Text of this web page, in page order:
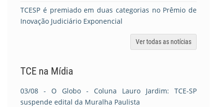
TCESP é premiado em duas categorias no Prêmio de
Inovação Judiciário Exponencial
Ver todas as notícias
TCE na Mídia
03/08 - O Globo - Coluna Lauro Jardim: TCE-SP
suspende edital da Muralha Paulista